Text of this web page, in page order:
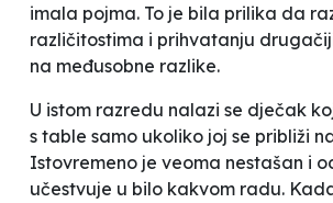
imala pojma. To je bila prilika da
različitostima i prihvatanju
na međusobne razlike.
U istom razredu nalazi se dječak
s table samo ukoliko joj se približi
Istovremeno je veoma nestašan i
učestvuje u bilo kakvom radu.